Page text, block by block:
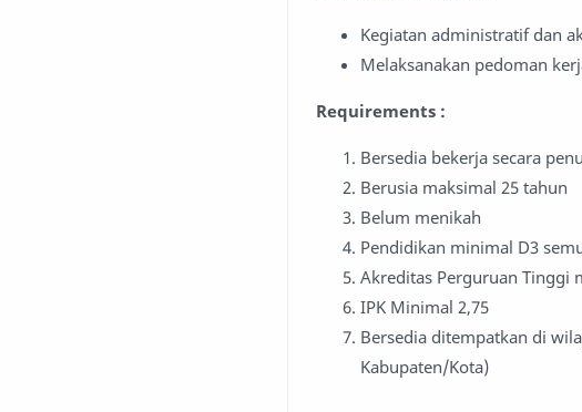
Kegiatan administratif dan
Melaksanakan pedoman
Requirements :
Bersedia bekerja secara
Berusia maksimal 25 tahun
Belum menikah
Pendidikan minimal D3
Akreditas Perguruan Tinggi
IPK Minimal 2,75
Bersedia ditempatkan di
Kabupaten/Kota)